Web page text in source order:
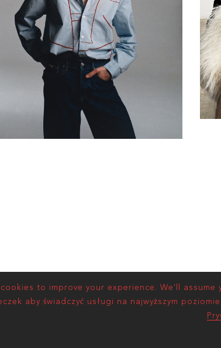
to improve your experience. We'll
aby świadczyć usługi na najwyższym